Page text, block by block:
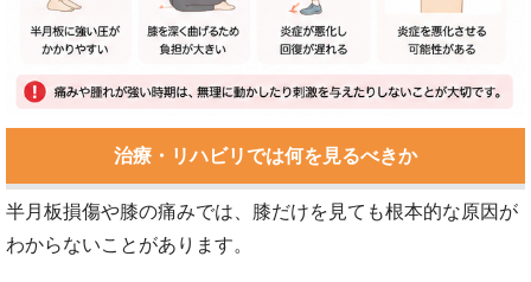
治療・リハビリでは何を見るべきか
半月板損傷や膝の痛みでは、膝だけを見ても根本的な原因が
わからないことがあります。